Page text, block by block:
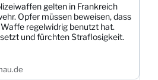
gelten in Frankreich
Opfer müssen beweisen, dass
regelwidrig benutzt hat.
und fürchten Straflosigkeit.